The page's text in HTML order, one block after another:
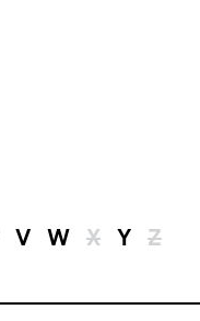
V W X Y Z